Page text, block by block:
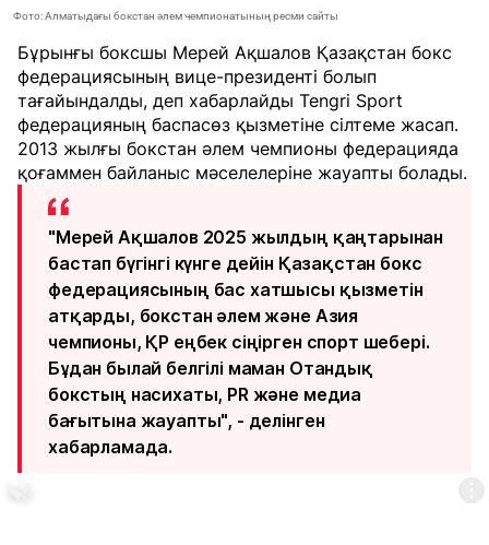
Фото: Алматыдағы бокстан әлем чемпионатының ресми сайты
Бұрынғы боксшы Мерей Ақшалов Қазақстан бокс
федерациясының вице-президенті болып
тағайындалды, деп хабарлайды Tengri Sport
федерацияның баспасөз қызметіне сілтеме жасап.
2013 жылғы бокстан әлем чемпионы федерацияда
қоғаммен байланыс мәселелеріне жауапты болады.
"Мерей Ақшалов 2025 жылдың қаңтарынан
бастап бүгінгі күнге дейін Қазақстан бокс
федерациясының бас хатшысы қызметін
атқарды, бокстан әлем және Азия
чемпионы, ҚР еңбек сіңірген спорт шебері.
Бұдан былай белгілі маман Отандық
бокстың насихаты, PR және медиа
бағытына жауапты", - делінген
хабарламада.